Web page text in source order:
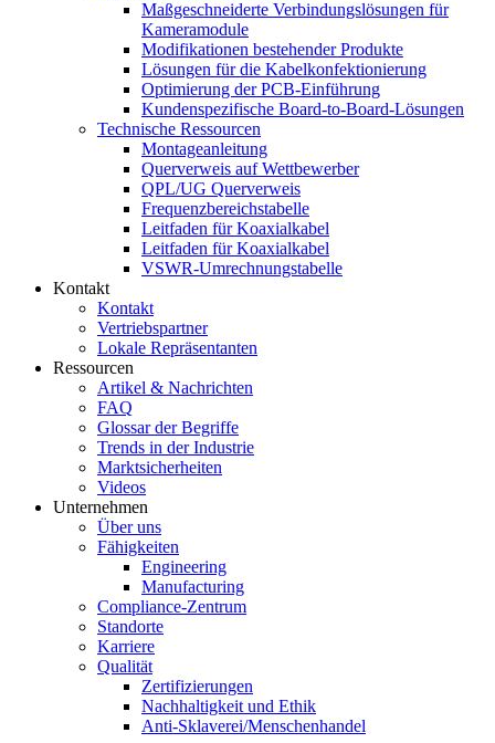
Maßgeschneiderte Verbindungslösungen für
Kameramodule
Modifikationen bestehender Produkte
Lösungen für die Kabelkonfektionierung
Optimierung der PCB-Einführung
Kundenspezifische Board-to-Board-Lösungen
Technische Ressourcen
Montageanleitung
Querverweis auf Wettbewerber
QPL/UG Querverweis
Frequenzbereichstabelle
Leitfaden für Koaxialkabel
Leitfaden für Koaxialkabel
VSWR-Umrechnungstabelle
Kontakt
Kontakt
Vertriebspartner
Lokale Repräsentanten
Ressourcen
Artikel & Nachrichten
FAQ
Glossar der Begriffe
Trends in der Industrie
Marktsicherheiten
Videos
Unternehmen
Über uns
Fähigkeiten
Engineering
Manufacturing
Compliance-Zentrum
Standorte
Karriere
Qualität
Zertifizierungen
Nachhaltigkeit und Ethik
Anti-Sklaverei/Menschenhandel